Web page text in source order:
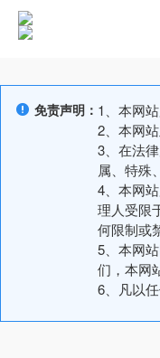
免责声明： 1、本网
2、本网
3、在法
属、特殊
4、本网
理人受限
何限制或
5、本网
们，本网
6、凡以